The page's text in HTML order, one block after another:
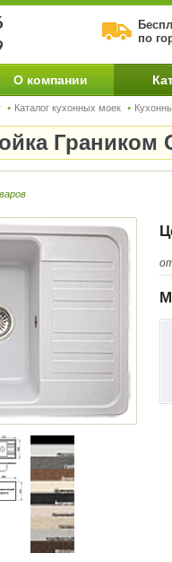
по
О компании
Каталог кухонных моек
Граником